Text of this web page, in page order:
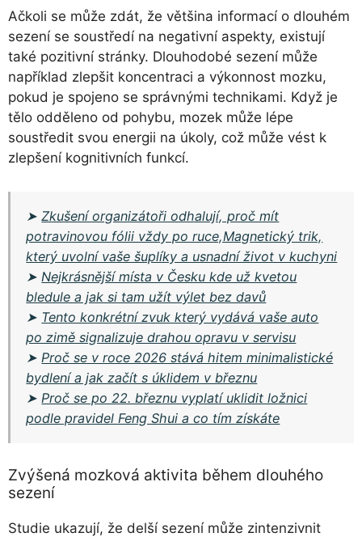
Ačkoli se může zdát, že většina informací o dlouhém
sezení se soustředí na negativní aspekty, existují
také pozitivní stránky. Dlouhodobé sezení může
například zlepšit koncentraci a výkonnost mozku,
pokud je spojeno se správnými technikami. Když je
tělo odděleno od pohybu, mozek může lépe
soustředit svou energii na úkoly, což může vést k
zlepšení kognitivních funkcí.
➤Zkušení organizátoři odhalují, proč mít
potravinovou fólii vždy po ruce,Magnetický trik,
který uvolní vaše šuplíky a usnadní život v kuchyni
➤Nejkrásnější místa v Česku kde už kvetou
bledule a jak si tam užít výlet bez davů
➤ Tento konkrétní zvuk který vydává vaše auto
po zimě signalizuje drahou opravu v servisu
➤Proč se v roce 2026 stává hitem minimalistické
bydlení a jak začít s úklidem v březnu
➤Proč se po 22. březnu vyplatí uklidit ložnici
podle pravidel Feng Shui a co tím získáte
Zvýšená mozková aktivita během dlouhého
sezení
Studie ukazují, že delší sezení může zintenzivnit